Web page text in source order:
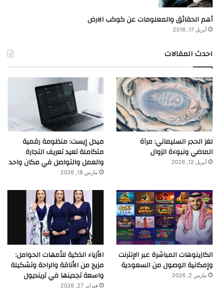
أهم الحقائق والمعلومات عن كوكب الارض
أبريل 17, 2016
احدث المقالات
لغز الحجر السليماني: مرآة
الماضي ونبوءة الزوال
أبريل 12, 2026
ميدل إيست: منظومة رقمية
متكاملة تعيد تعريف التجارة
والعمل والتواصل في مكان واحد
مارس 18, 2026
الكازينوهات المباشرة عبر الإنترنت
وإمكانية الوصول من السعودية
مارس 2, 2026
الأزياء الذكية للأمهات الحوامل:
مزيج من الأناقة والراحة وتشكيلة
واسعة تجدينها في ترينديول
فبراير 27, 2026